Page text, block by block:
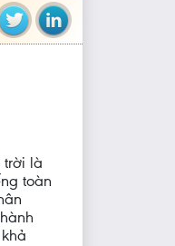
trời là
toàn